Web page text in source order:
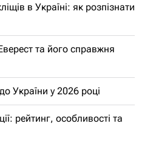
в Україні: як розпізнати
та його справжня
України у 2026 році
рейтинг, особливості та